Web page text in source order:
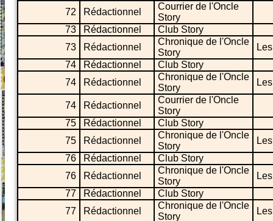
72 Rédactionnel
Courrier de l'Oncle
Story
73
Rédactionnel
Club Story
73
Rédactionnel
Chronique de l'Oncle
Story
74
Rédactionnel
Club Story
74
Rédactionnel
Chronique de l'Oncle
Story
74 Rédactionnel
Courrier de l'Oncle
Story
75
Rédactionnel
Club Story
75
Rédactionnel
Chronique de l'Oncle
Story
76
Rédactionnel
Club Story
76
Rédactionnel
Chronique de l'Oncle
Story
77
Rédactionnel
Club Story
77
Rédactionnel
Chronique de l'Oncle
Story